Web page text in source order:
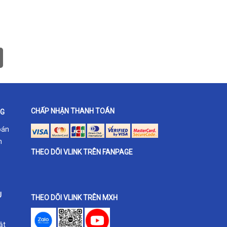
CHẤP NHẬN THANH TOÁN
THEO DÕI VLINK TRÊN FANPAGE
THEO DÕI VLINK TRÊN MXH